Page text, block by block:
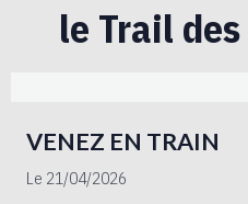
le Trail
VENEZ EN TRAIN
Le 21/04/2026